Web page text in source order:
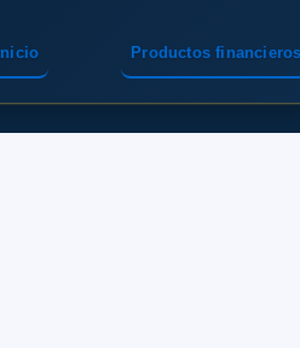
Inicio Productos financieros